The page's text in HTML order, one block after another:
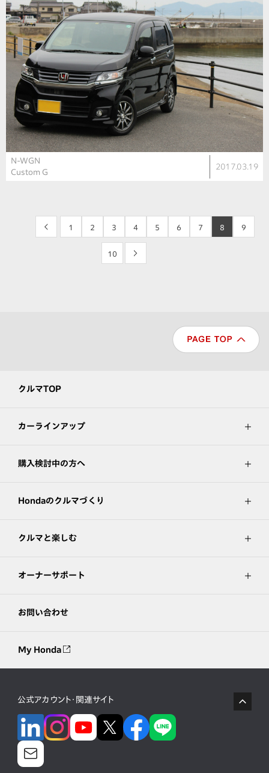
N-WGN
Custom G
2017.03.19
< 1 2 3 4 5 6 7 8 9
10 >
クルマTOP
カーラインアップ
購入検討中の方へ
Hondaのクルマづくり
クルマと楽しむ
オーナーサポート
お問い合わせ
My Honda
公式アカウント・関連サイト